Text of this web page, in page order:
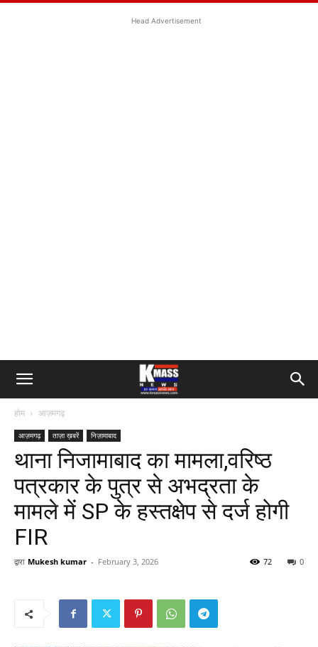
Head Advertisement
होम आज़मगढ़
आज़मगढ़ ताज़ा ख़बरें निज़ामाबाद
थाना निजामाबाद का मामला,वरिष्ठ
पत्रकार के पुत्र से अभद्रता के
मामले में SP के हस्तक्षेप से दर्ज होगी
FIR
द्वारा Mukesh kumar - February 3, 2026 0
72